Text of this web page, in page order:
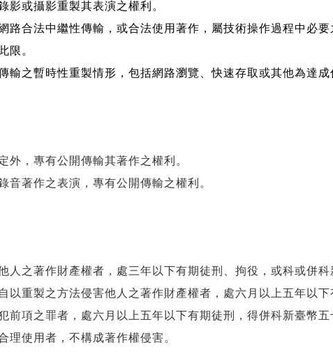
影或攝影重製其表演之權利。
路合法中繼性傳輸，或合法使用著作，屬技術操作過程中必
限。
輸之暫時性重製情形，包括網路瀏覽、快速存取或其他為達
外，專有公開傳輸其著作之權利。
音著作之表演，專有公開傳輸之權利。
人之著作財產權者，處三年以下有期徒刑、拘役，或科或併科
以重製之方法侵害他人之著作財產權者，處六月以上五年以
前項之罪者，處六月以上五年以下有期徒刑，得併科新臺幣五
理使用者，不構成著作權侵害。